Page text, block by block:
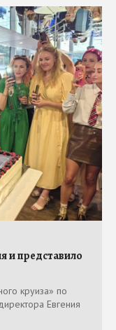
и представило
круиза» по
Евгения